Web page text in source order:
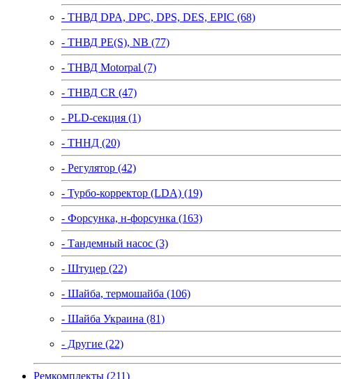
- ТНВД DPA, DPC, DPS, DES, EPIC (68)
- ТНВД PE(S), NB (77)
- ТНВД Motorpal (7)
- ТНВД CR (47)
- PLD-секция (1)
- ТННД (20)
- Регулятор (42)
- Турбо-корректор (LDA) (19)
- Форсунка, н-форсунка (163)
- Тандемный насос (3)
- Штуцер (22)
- Шайба, термошайба (106)
- Шайба Украина (81)
- Другие (22)
Ремкомплекты (211)